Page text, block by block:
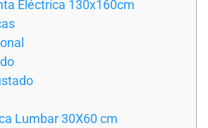
Eléctrica 130x160cm
Lumbar 30X60 cm